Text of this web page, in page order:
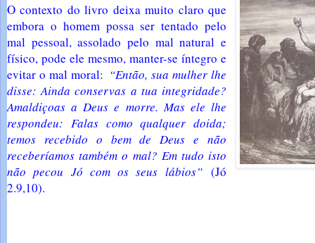
O contexto do livro deixa muito claro que
embora o homem possa ser tentado pelo
mal pessoal, assolado pelo mal natural e
físico, pode ele mesmo, manter-se íntegro e
evitar o mal moral: “Então, sua mulher lhe
disse: Ainda conservas a tua integridade?
Amaldiçoas a Deus e morre. Mas ele lhe
respondeu: Falas como qualquer doida;
temos recebido o bem de Deus e não
receberíamos também o mal? Em tudo isto
não pecou Jó com os seus lábios”(Jó
2.9,10).